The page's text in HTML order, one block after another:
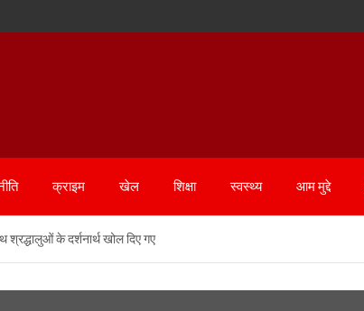
क्राइम खेल शिक्षा स्वस्थ्य आम मुद्दे
श्रद्धालुओं के दर्शनार्थ खोल दिए गए